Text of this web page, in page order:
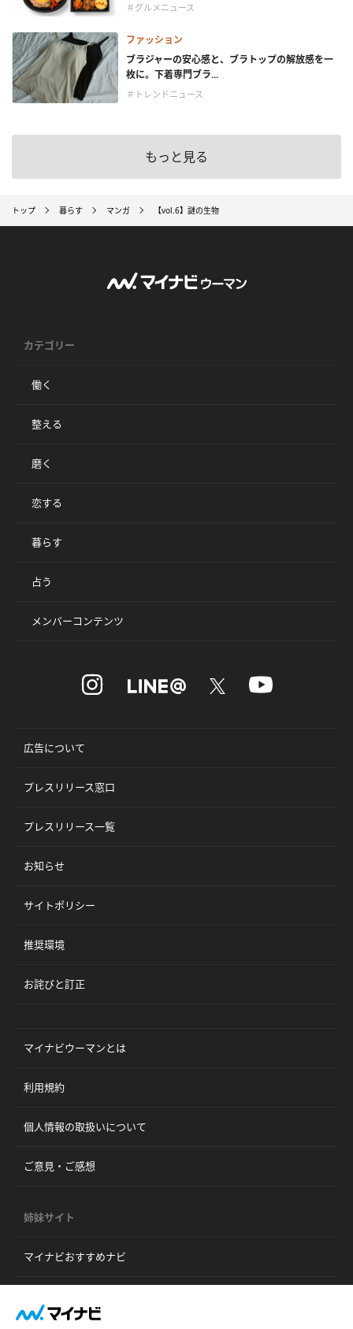
＃グルメニュース
ファッション
ブラジャーの安心感と、ブラトップの解放感を一
枚に。下着専門ブラ...
＃トレンドニュース
もっと見る
トップ 暮らす マンガ 【vol.6】謎の生物
カテゴリー
働く
整える
磨く
恋する
暮らす
占う
メンバーコンテンツ
広告について
プレスリリース窓口
プレスリリース一覧
お知らせ
サイトポリシー
推奨環境
お詫びと訂正
マイナビウーマンとは
利用規約
個人情報の取扱いについて
ご意見・ご感想
姉妹サイト
マイナビおすすめナビ